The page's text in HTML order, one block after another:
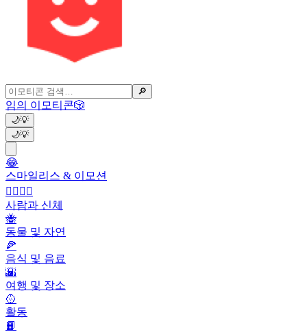
🔎
임의 이모티콘🎲
🌙💡
🌙💡
😂
스마일리스 & 이모션
👩‍❤️‍💋‍👨
사람과 신체
🐝
동물 및 자연
🍕
음식 및 음료
🌇
여행 및 장소
🥎
활동
📙